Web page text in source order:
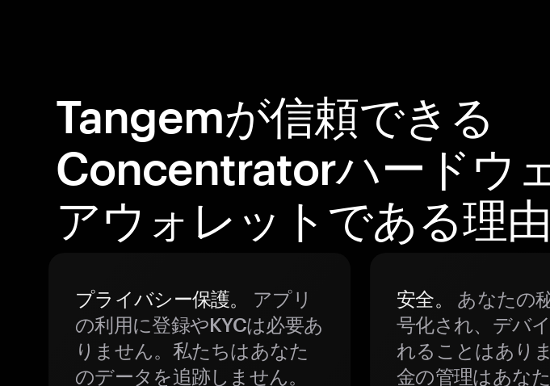
Tangemが信頼できる
Concentratorハードウ
アウォレットである理由
プライバシー保護。
アプリ
の利用に登録やKYCは必要あ
りません。私たちはあなた
のデータを追跡しません。
安全。
あなたの
号化され、デバ
れることはあり
金の管理はあな